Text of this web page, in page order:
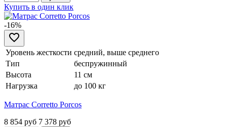
Купить в один клик
-16%
Уровень жесткости средний, выше среднего
Тип
беспружинный
Высота
11 см
Нагрузка
до 100 кг
Матрас Corretto Porcos
8 854 руб 7 378 руб